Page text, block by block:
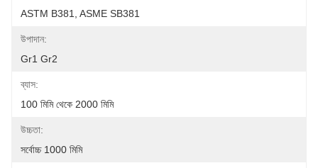
ASTM B381, ASME SB381
উপাদান:
Gr1 Gr2
ব্যাস:
100 মিমি থেকে 2000 মিমি
উচ্চতা:
সর্বোচ্চ 1000 মিমি